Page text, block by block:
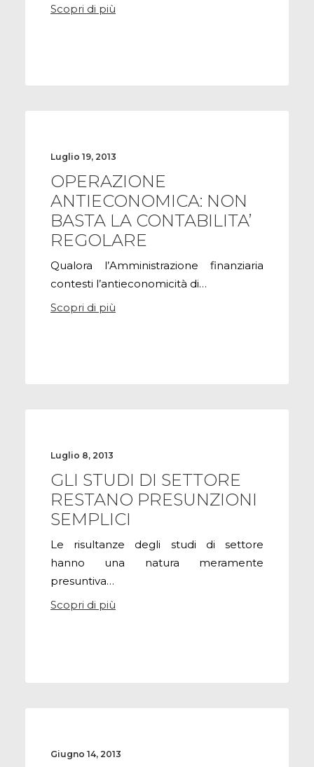
Scopri di più
Luglio 19, 2013
OPERAZIONE
ANTIECONOMICA: NON
BASTA LA CONTABILITA’
REGOLARE
Qualora l’Amministrazione finanziaria
contesti l’antieconomicità di…
Scopri di più
Luglio 8, 2013
GLI STUDI DI SETTORE
RESTANO PRESUNZIONI
SEMPLICI
Le risultanze degli studi di settore
hanno una natura meramente
presuntiva…
Scopri di più
Giugno 14, 2013